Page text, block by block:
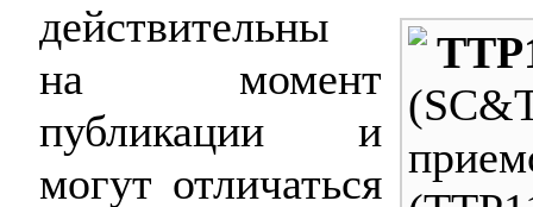
действительны
на момент
публикации и
могут отличаться